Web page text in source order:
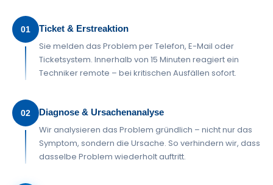
01 Ticket & Erstreaktion
Sie melden das Problem per Telefon, E-Mail oder
Ticketsystem. Innerhalb von 15 Minuten reagiert ein
Techniker remote – bei kritischen Ausfällen sofort.
02 Diagnose & Ursachenanalyse
Wir analysieren das Problem gründlich – nicht nur das
Symptom, sondern die Ursache. So verhindern wir, dass
dasselbe Problem wiederholt auftritt.